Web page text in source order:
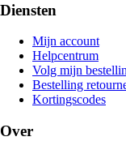
Diensten
Mijn account
Helpcentrum
Volg mijn
Bestelling
Kortingscodes
Over